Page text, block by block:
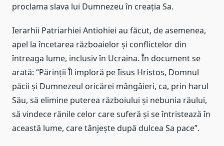
proclama slava lui Dumnezeu în creația Sa.
Ierarhii Patriarhiei Antiohiei au făcut, de asemenea,
apel la încetarea războaielor și conflictelor din
întreaga lume, inclusiv în Ucraina. În document se
arată: “Părinții Îl imploră pe Iisus Hristos, Domnul
păcii și Dumnezeul oricărei mângâieri, ca, prin harul
Său, să elimine puterea războiului și nebunia răului,
să vindece rănile celor care suferă și se întristează în
această lume, care tânjește după dulcea Sa pace”.